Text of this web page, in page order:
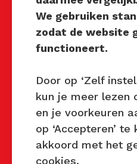
Techniek
Mocht u interesse
te organiseren of heeft
vragen over dit
neem dan contact met
via de gegevens.
Privacy Beleid
We gebruiken
zodat de website
functioneert.
Door op ‘Zelf
kun je meer lezen
en je voorkeuren
op ‘Accepteren’
akkoord met het
cookies.